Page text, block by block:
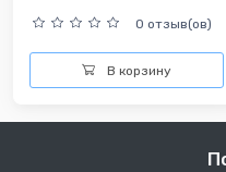
0 отзыв(ов)
В корзину